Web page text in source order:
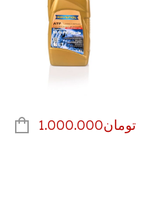
تومان1.000.000